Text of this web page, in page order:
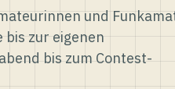
und
zur eigenen
bis zum Contest-